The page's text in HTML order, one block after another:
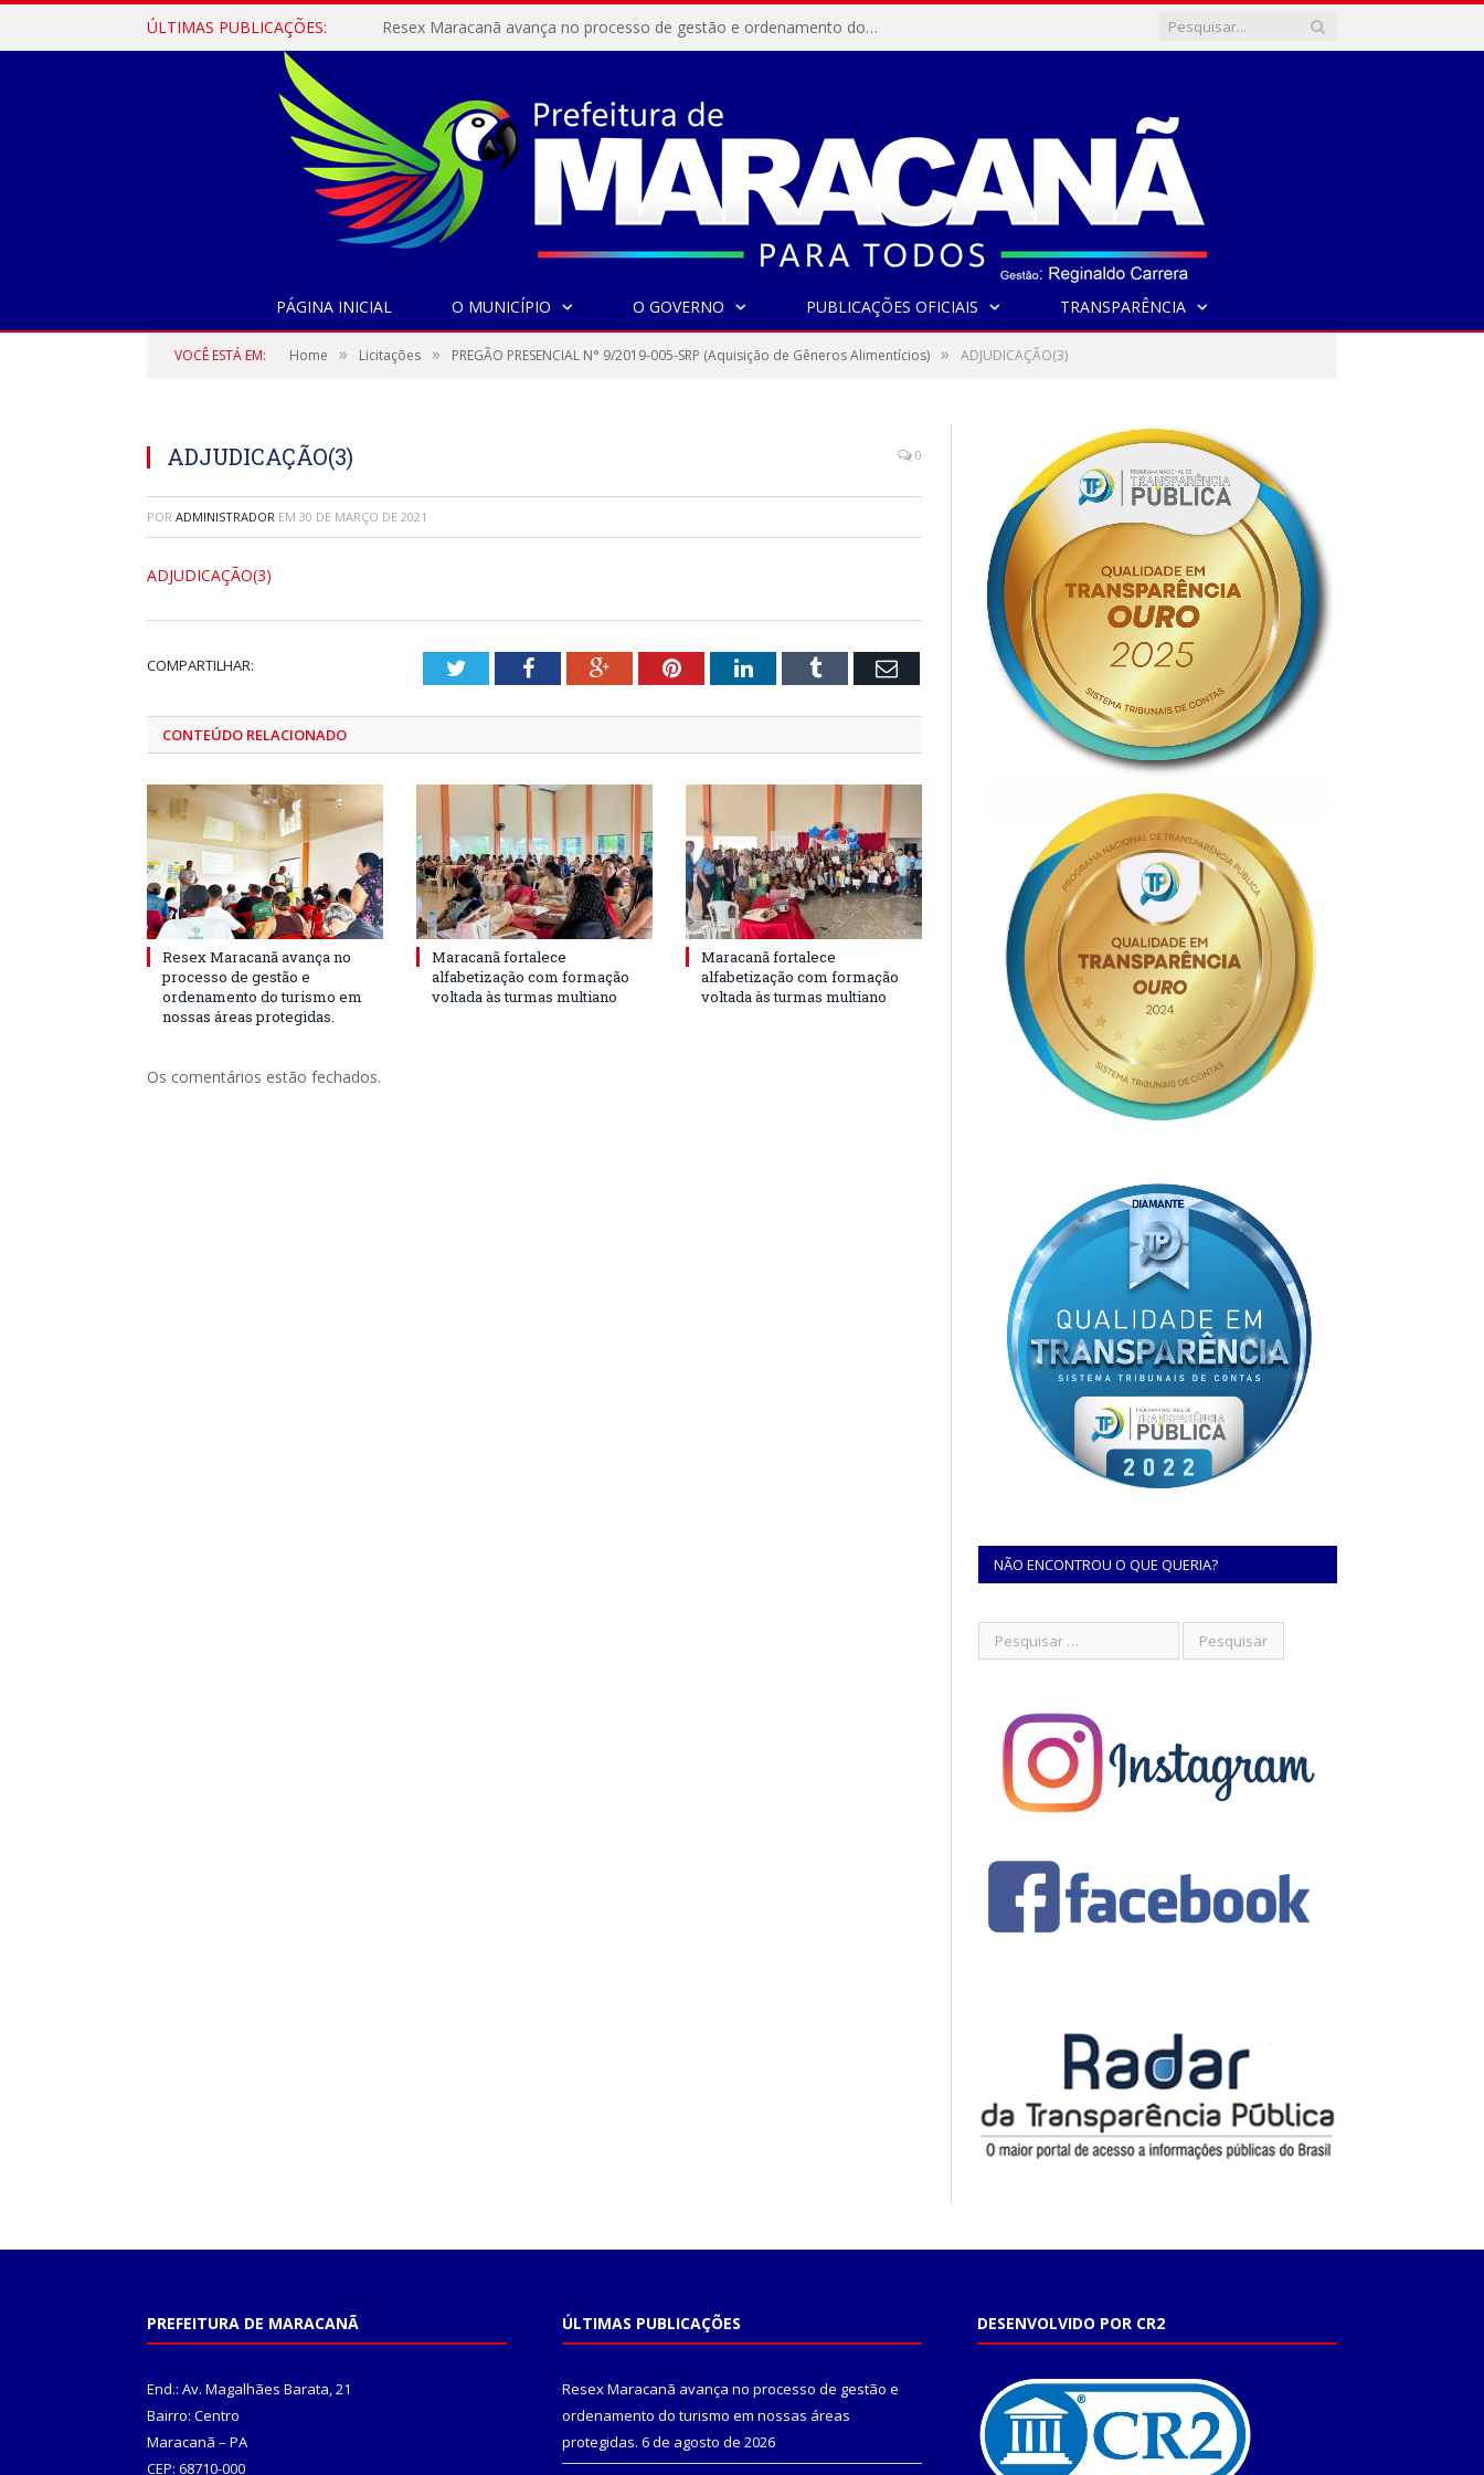
ÚLTIMAS PUBLICAÇÕES: Resex Maracanã avança no processo de gestão e ordenamento do turismo em nossas áreas protegidas.
PÁGINA INICIAL O MUNICÍPIO O GOVERNO PUBLICAÇÕES OFICIAIS TRANSPARÊNCIA
VOCÊ ESTÁ EM: Home » Licitações » PREGÃO PRESENCIAL N° 9/2019-005-SRP (Aquisição de Gêneros Alimentícios) » ADJUDICAÇÃO(3)
ADJUDICAÇÃO(3) 0
POR ADMINISTRADOR EM 30 DE MARÇO DE 2021
ADJUDICAÇÃO(3)
COMPARTILHAR: TwitterFacebookGoogle+PinterestLinkedInTumblr Email
CONTEÚDO RELACIONADO
Resex Maracanã avança no
processo de gestão e
ordenamento do turismo em
nossas áreas protegidas.
Maracanã fortalece
alfabetização com formação
voltada às turmas multiano
Maracanã fortalece
alfabetização com formação
voltada às turmas multiano
Os comentários estão fechados.
NÃO ENCONTROU O QUE QUERIA?
PREFEITURA DE MARACANÃ
End.: Av. Magalhães Barata, 21
Bairro: Centro
Maracanã – PA
CEP: 68710-000
ÚLTIMAS PUBLICAÇÕES
Resex Maracanã avança no processo de gestão e
ordenamento do turismo em nossas áreas
protegidas. 6 de agosto de 2026
DESENVOLVIDO POR CR2